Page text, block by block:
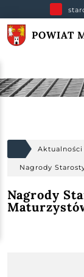
POWIAT
Aktualności
Nagrody
Nagrody